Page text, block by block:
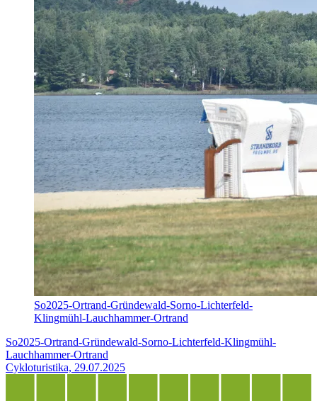
So2025-Ortrand-Gründewald-Sorno-Lichterfeld-
Klingmühl-Lauchhammer-Ortrand
So2025-Ortrand-Gründewald-Sorno-Lichterfeld-Klingmühl-
Lauchhammer-Ortrand
Cykloturistika, 29.07.2025